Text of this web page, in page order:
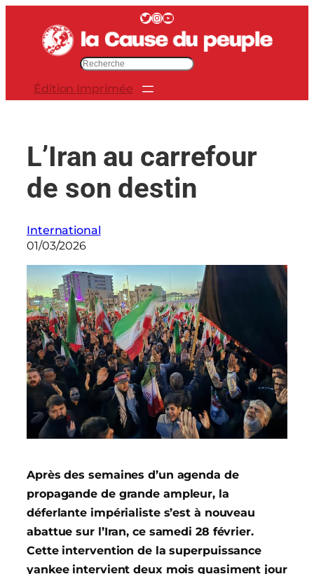
contenu
Twitter InstagramYouTube
e
Édition Imprimée
L’Iran au carrefour
de son destin
International
01/03/2026
Après des semaines d’un agenda de
propagande de grande ampleur, la
déferlante impérialiste s’est à nouveau
abattue sur l’Iran, ce samedi 28 février.
Cette intervention de la superpuissance
yankee intervient deux mois quasiment jour